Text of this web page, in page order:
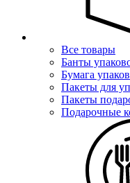
Все товары
Банты
Бумага
Пакеты для
Пакеты
Подарочные